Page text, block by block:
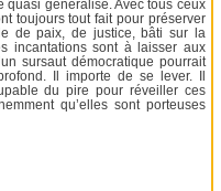
généralisé. Avec tous ceux
toujours tout fait pour préserver
de paix, de justice, bâti sur la
incantations sont à laisser aux
sursaut démocratique pourrait
Il importe de se lever. Il
du pire pour réveiller ces
qu’elles sont porteuses